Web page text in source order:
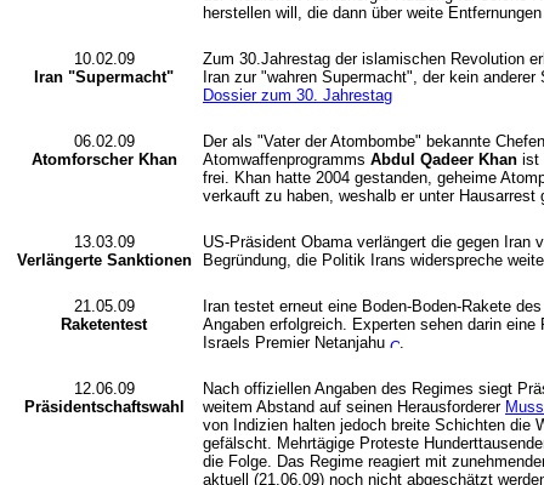
herstellen will, die dann über weite
10.02.09
Iran "Supermacht"
Zum 30.Jahrestag der islamischen Revolution
Iran zur "wahren Supermacht", der kein
Dossier zum 30. Jahrestag
06.02.09
Atomforscher Khan
Der als "Vater der Atombombe" bekannte
Atomwaffenprogramms Abdul Qadeer Khan ist
frei. Khan hatte 2004 gestanden, geheime
verkauft zu haben, weshalb er unter
13.03.09
Verlängerte Sanktionen
US-Präsident Obama verlängert die gegen Iran
Begründung, die Politik Irans widerspreche
21.05.09
Raketentest
Iran testet erneut eine Boden-Boden-Rakete
Angaben erfolgreich. Experten sehen darin
Israels Premier Netanjahu
.
12.06.09
Präsidentschaftswahl
Nach offiziellen Angaben des Regimes siegt
weitem Abstand auf seinen Herausforderer
von Indizien halten jedoch breite Schichten die
gefälscht. Mehrtägige Proteste
die Folge. Das Regime reagiert mit
aktuell (21.06.09) noch nicht abgeschätzt